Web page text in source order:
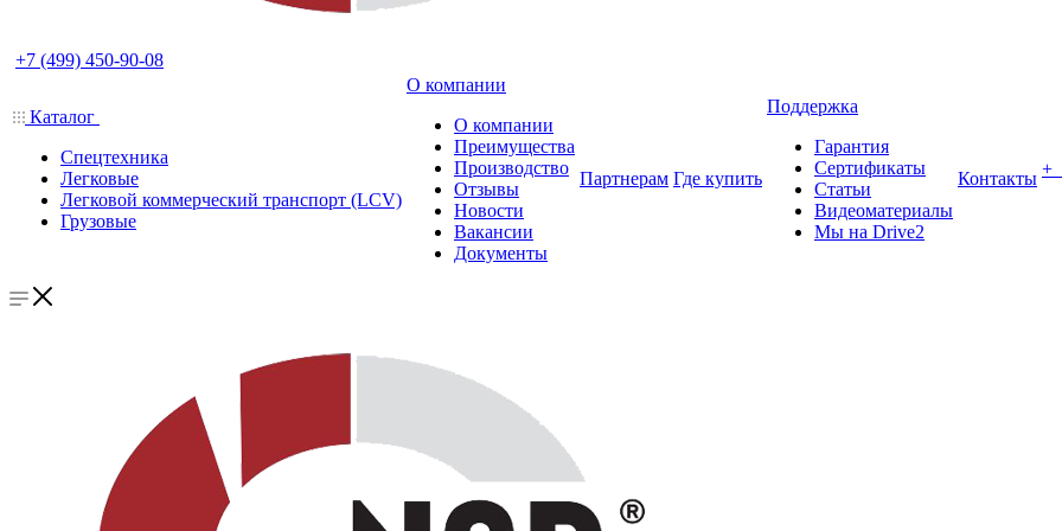
+7 (499) 450-90-08
Каталог
Спецтехника
Легковые
Легковой коммерческий транспорт (LCV)
Грузовые
О компании
О компании
Преимущества
Производство
Отзывы
Новости
Вакансии
Документы
Партнерам Где купить
Поддержка
Гарантия
Сертификаты
Статьи
Видеоматериалы
Мы на Drive2
Контакты +